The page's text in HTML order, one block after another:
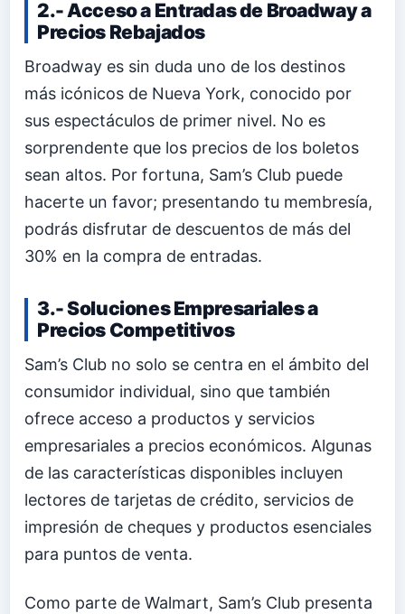
2.- Acceso a Entradas de Broadway a
Precios Rebajados
Broadway es sin duda uno de los destinos
más icónicos de Nueva York, conocido por
sus espectáculos de primer nivel. No es
sorprendente que los precios de los boletos
sean altos. Por fortuna, Sam’s Club puede
hacerte un favor; presentando tu membresía,
podrás disfrutar de descuentos de más del
30% en la compra de entradas.
3.- Soluciones Empresariales a
Precios Competitivos
Sam’s Club no solo se centra en el ámbito del
consumidor individual, sino que también
ofrece acceso a productos y servicios
empresariales a precios económicos. Algunas
de las características disponibles incluyen
lectores de tarjetas de crédito, servicios de
impresión de cheques y productos esenciales
para puntos de venta.
Como parte de Walmart, Sam’s Club presenta